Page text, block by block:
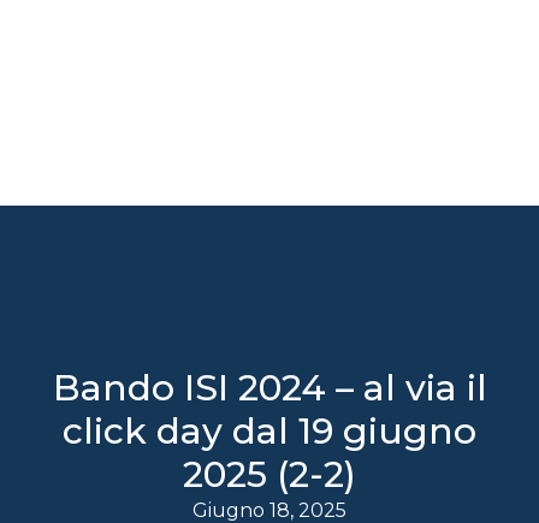
Bando ISI 2024 – al via il
click day dal 19 giugno
2025 (2-2)
Giugno 18, 2025